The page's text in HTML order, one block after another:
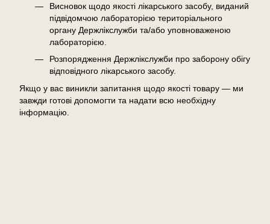
Висновок щодо якості лікарського засобу, виданий
підвідомчою лабораторією територіального
органу Держлікслужби та/або уповноваженою
лабораторією.
Розпорядження Держлікслужби про заборону обігу
відповідного лікарського засобу.
Якщо у вас виникли запитання щодо якості товару — ми
завжди готові допомогти та надати всю необхідну
інформацію.